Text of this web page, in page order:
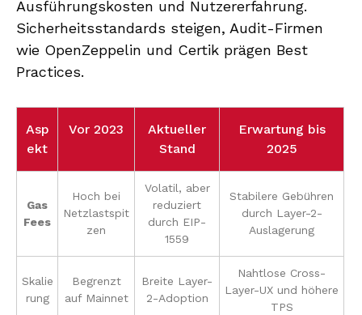
Ausführungskosten und Nutzererfahrung.
Sicherheitsstandards steigen, Audit-Firmen
wie OpenZeppelin und Certik prägen Best
Practices.
Asp
ekt
Vor 2023
Aktueller
Stand
Erwartung bis
2025
Gas
Fees
Hoch bei
Netzlastspit
zen
Volatil, aber
reduziert
durch EIP-
1559
Stabilere Gebühren
durch Layer-2-
Auslagerung
Skalie
rung
Begrenzt
auf Mainnet
Breite Layer-
2-Adoption
Nahtlose Cross-
Layer-UX und höhere
TPS